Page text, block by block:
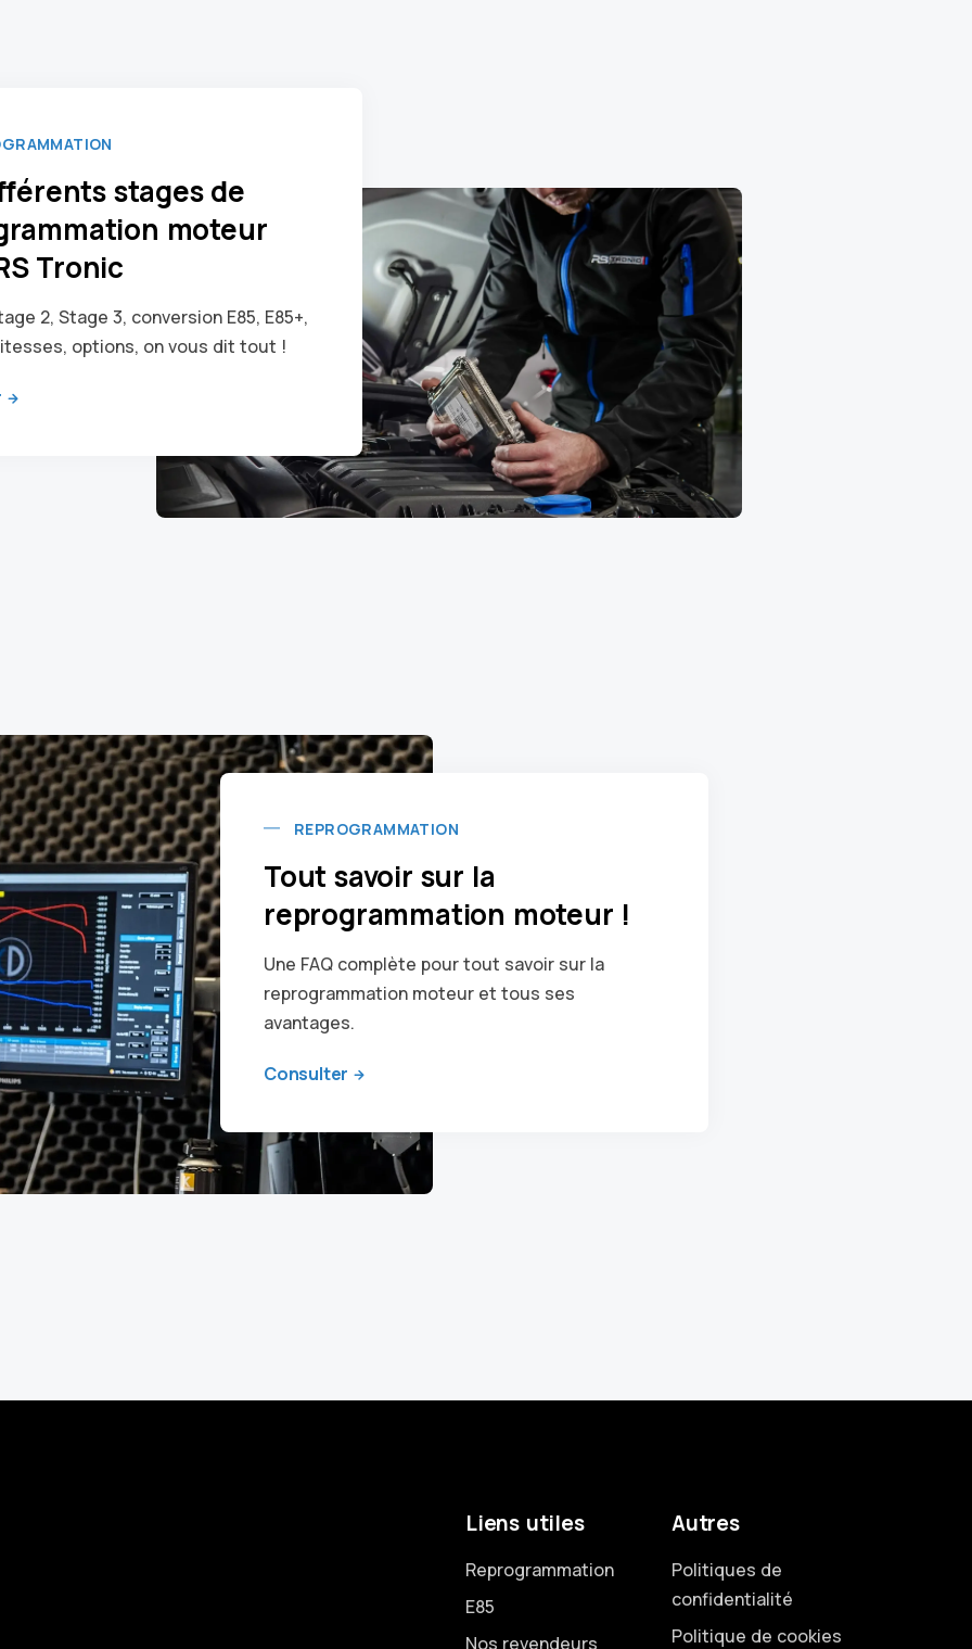
stages de
moteur
Tronic
2, Stage 3, conversion E85, E85+,
options, on vous dit tout !
REPROGRAMMATION
Tout savoir sur la
reprogrammation moteur !
Une FAQ complète pour tout savoir sur la
reprogrammation moteur et tous ses
avantages.
Consulter
Liens utiles
Reprogrammation
E85
Nos revendeurs
Autres
Politiques de
confidentialité
Politique de cookies